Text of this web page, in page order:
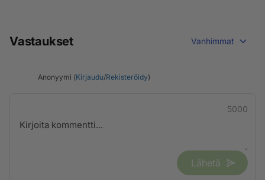
Vastaukset Vanhimmat
Anonyymi (Kirjaudu/Rekisteröidy)
5000
Lähetä